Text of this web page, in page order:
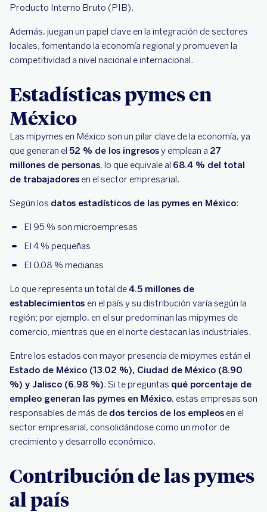
Producto Interno Bruto (PIB).
Además, juegan un papel clave en la integración de sectores
locales, fomentando la economía regional y promueven la
competitividad a nivel nacional e internacional.
Estadísticas pymes en
México
Las mipymes en México son un pilar clave de la economía, ya
que generan el 52 % de los ingresosy emplean a 27
millones de personas, lo que equivale al 68.4 % del total
de trabajadores en el sector empresarial.
Según los datos estadísticos de las pymes en México:
El 95 % son microempresas
El 4 % pequeñas
El 0.08 % medianas
Lo que representa un total de4.5 millones de
establecimientos en el país y su distribución varía según la
región; por ejemplo, en el sur predominan las mipymes de
comercio, mientras que en el norte destacan las industriales.
Entre los estados con mayor presencia de mipymes están el
Estado de México (13.02 %), Ciudad de México (8.90
%) y Jalisco (6.98 %). Si te preguntas qué porcentaje de
empleo generan las pymes en México, estas empresas son
responsables de más de dos tercios de los empleos en el
sector empresarial, consolidándose como un motor de
crecimiento y desarrollo económico.
Contribución de las pymes
al país